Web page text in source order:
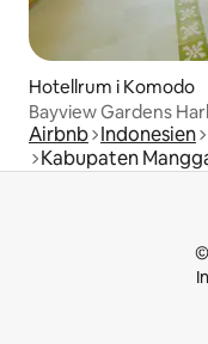
Hotellrum i Komodo
Bayview Gardens
Airbnb Indonesien
Kabupaten
©